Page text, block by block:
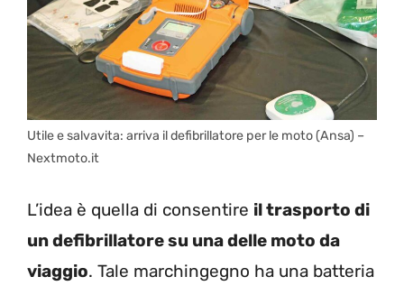
Utile e salvavita: arriva il defibrillatore per le moto (Ansa) –
Nextmoto.it
L’idea è quella di consentire il trasporto di
un defibrillatore su una delle moto da
viaggio. Tale marchingegno ha una batteria